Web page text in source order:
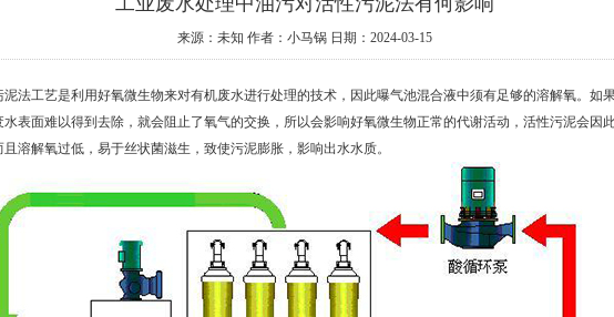
来源：未知 作者：小马锅 日期：2024-03-15
法工艺是利用好氧微生物来对有机废水进行处理的技术，因此曝气池混合液中须有足够的溶解氧。如
表面难以得到去除，就会阻止了氧气的交换，所以会影响好氧微生物正常的代谢活动，活性污泥会因
溶解氧过低，易于丝状菌滋生，致使污泥膨胀，影响出水水质。